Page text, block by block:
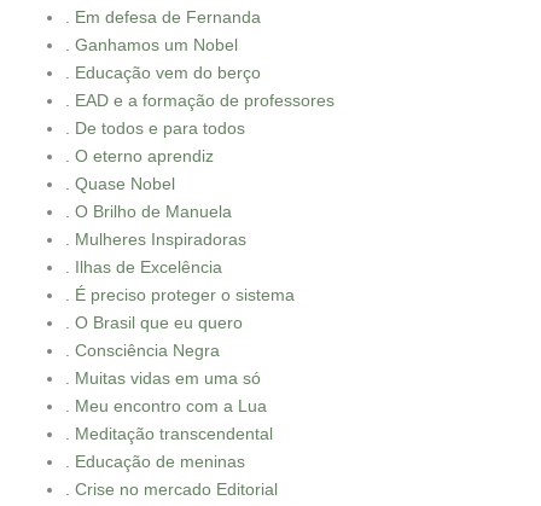
. Em defesa de Fernanda
. Ganhamos um Nobel
. Educação vem do berço
. EAD e a formação de professores
. De todos e para todos
. O eterno aprendiz
. Quase Nobel
. O Brilho de Manuela
. Mulheres Inspiradoras
. Ilhas de Excelência
. É preciso proteger o sistema
. O Brasil que eu quero
. Consciência Negra
. Muitas vidas em uma só
. Meu encontro com a Lua
. Meditação transcendental
. Educação de meninas
. Crise no mercado Editorial